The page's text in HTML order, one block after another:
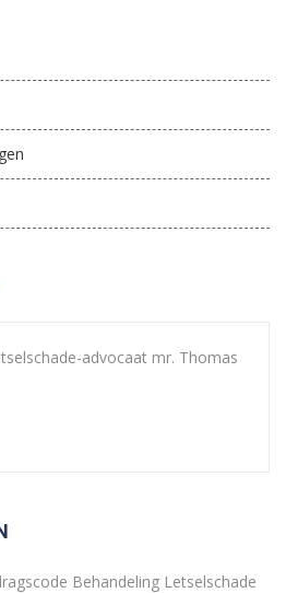
advocaat mr. Thomas
Behandeling Letselschade